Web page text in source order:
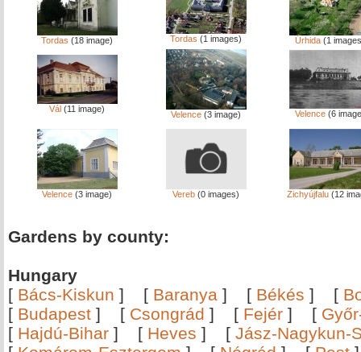
Tordas (18 image) Tordas (1 images) Úrhida(1
Vál (11 image)
Velence (3 image) Velence(6
Velence (3 image) Vereb (0 images) Zichyújfalu(12
Gardens by county:
Hungary
[ Bács-Kiskun ] [ Baranya ] [ Békés ] [
[ Budapest ] [ Csongrád ] [ Fejér ] [
[ Hajdú-Bihar ] [ Heves ] [ Jász-Nagykun-